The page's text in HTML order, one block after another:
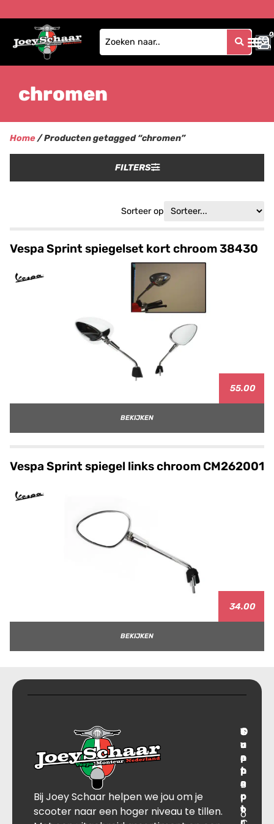
0
0
chromen
Home/ Producten getagged “chromen”
FILTERS
Sorteer op
Vespa Sprint spiegelset kort chroom 38430
55.00
BEKIJKEN
Vespa Sprint spiegel links chroom CM262001
34.00
BEKIJKEN
Bij Joey Schaar helpen we jou om je
scooter naar een hoger niveau te tillen.
T
r
a
n
s
p
o
O
v
e
r
B
l
o
S
u
p
p
o
r
t
C
o
n
t
a
c
t